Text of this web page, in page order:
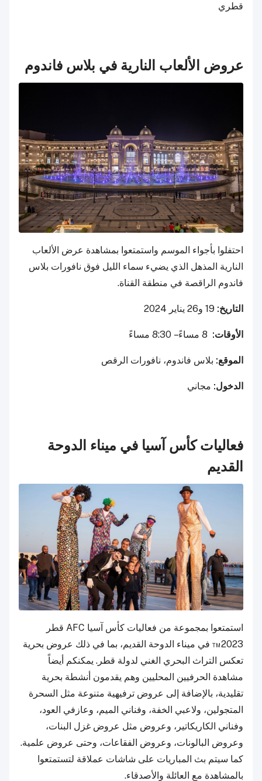
قطري
عروض الألعاب النارية في بلاس فاندوم
احتفلوا بأجواء الموسم واستمتعوا بمشاهدة عرض الألعاب
النارية المذهل الذي يضيء سماء الليل فوق نافورات بلاس
فاندوم الراقصة في منطقة القناة.
التاريخ: 19 و26 يناير 2024
الأوقات:
الموقع: بلاس فاندوم، نافورات الرقص
الدخول: مجاني
فعاليات كأس آسيا في ميناء الدوحة
القديم
استمتعوا بمجموعة من فعاليات كأس آسيا AFC قطر
2023™ في ميناء الدوحة القديم، بما في ذلك عروض بحرية
تعكس التراث البحري الغني لدولة قطر. يمكنكم أيضاً
مشاهدة الحرفيين المحليين وهم يقدمون أنشطة بحرية
تقليدية، بالإضافة إلى عروض ترفيهية متنوعة مثل السحرة
المتجولين، ولاعبي الخفة، وفناني الميم، وعازفي العود،
وفناني الكاريكاتير، وعروض مثل عروض غزل البنات،
وعروض البالونات، وعروض الفقاعات، وحتى عروض علمية.
كما سيتم بث المباريات على شاشات عملاقة لتستمتعوا
بالمشاهدة مع العائلة والأصدقاء.